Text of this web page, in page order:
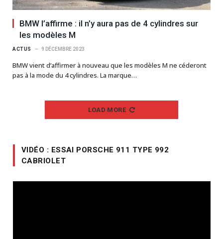
BMW l’affirme : il n’y aura pas de 4 cylindres sur
les modèles M
ACTUS 9 DÉCEMBRE 2023
BMW vient d’affirmer à nouveau que les modèles M ne céderont
pas à la mode du 4 cylindres. La marque…
LOAD MORE
VIDÉO : ESSAI PORSCHE 911 TYPE 992
CABRIOLET